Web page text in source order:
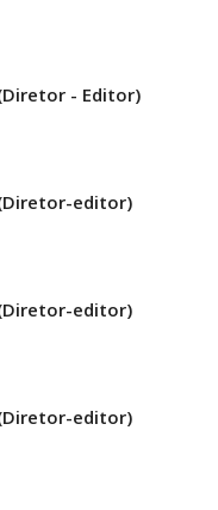
- Editor)
editor)
editor)
editor)